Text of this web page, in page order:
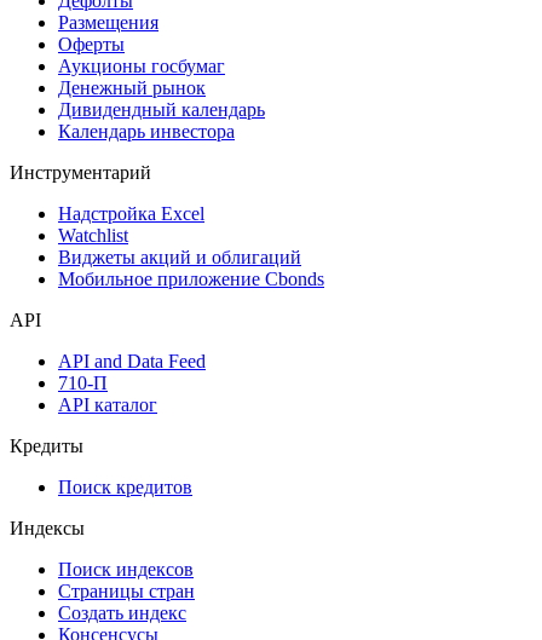
Календарь
Календарь событий
Дефолты
Размещения
Оферты
Денежный рынок
Календарь инвестора
Инструментарий
Мобильное приложение Cbonds
API
API and Data Feed
API каталог
Кредиты
Поиск кредитов
Индексы